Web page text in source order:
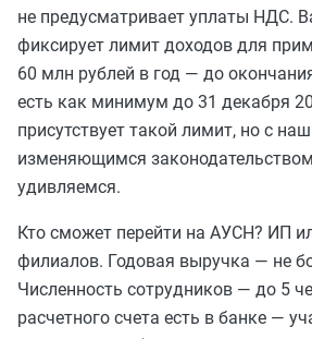
не предусматривает уплаты НДС.
фиксирует лимит доходов для
60 млн рублей в год — до
есть как минимум до 31 декабря
присутствует такой лимит, но с
изменяющимся
удивляемся.
Кто сможет перейти на АУСН? ИП
филиалов. Годовая выручка — не
Численность сотрудников — до 5
расчетного счета есть в банке —